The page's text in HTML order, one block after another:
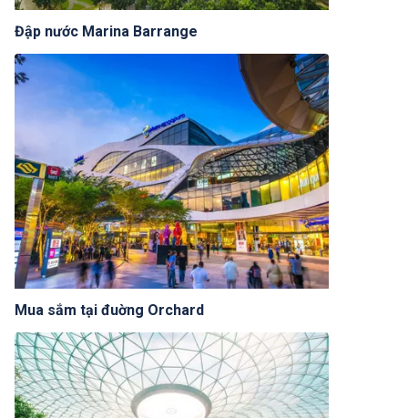
Đập nước Marina Barrange
Mua sắm tại đuờng Orchard